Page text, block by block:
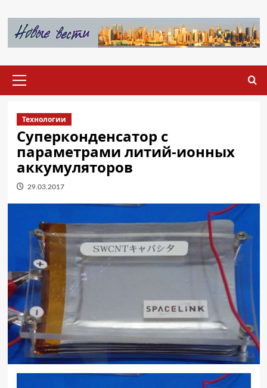
содержимому
меню
Технологии
Суперконденсатор с
параметрами литий-ионных
аккумуляторов
29.03.2017